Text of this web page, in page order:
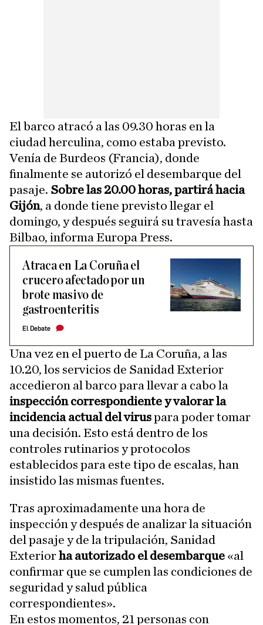
El barco atracó a las 09.30 horas en la
ciudad herculina, como estaba previsto.
Venía de Burdeos (Francia), donde
finalmente se autorizó el desembarque del
pasaje. Sobre las 20.00 horas, partirá hacia
Gijón, a donde tiene previsto llegar el
domingo, y después seguirá su travesía hasta
Bilbao, informa Europa Press.
Atraca en La Coruña el
crucero afectado por un
brote masivo de
gastroenteritis
El Debate
Una vez en el puerto de La Coruña, a las
10.20, los servicios de Sanidad Exterior
accedieron al barco para llevar a cabo la
inspección correspondiente y valorar la
incidencia actual del viruspara poder tomar
una decisión. Esto está dentro de los
controles rutinarios y protocolos
establecidos para este tipo de escalas, han
insistido las mismas fuentes.
Tras aproximadamente una hora de
inspección y después de analizar la situación
del pasaje y de la tripulación, Sanidad
Exteriorha autorizado el desembarque «al
confirmar que se cumplen las condiciones de
seguridad y salud pública
correspondientes».
En estos momentos, 21 personas con